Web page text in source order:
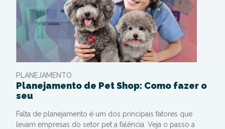
PLANEJAMENTO
Planejamento de Pet Shop: Como fazer o
seu
Falta de planejamento é um dos principais fatores que
levam empresas do setor pet a falência. Veja o passo a